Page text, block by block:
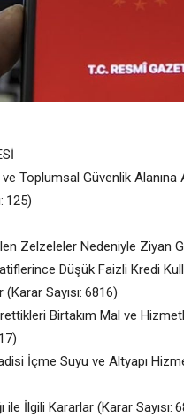
Toplumsal Güvenlik Alanına
125)
Zelzeleler Nedeniyle Ziyan
Düşük Faizli Kredi
Sayısı: 6816)
Birtakım Mal ve
İçme Suyu ve Altyapı
İlgili Kararlar (Karar Sayısı: